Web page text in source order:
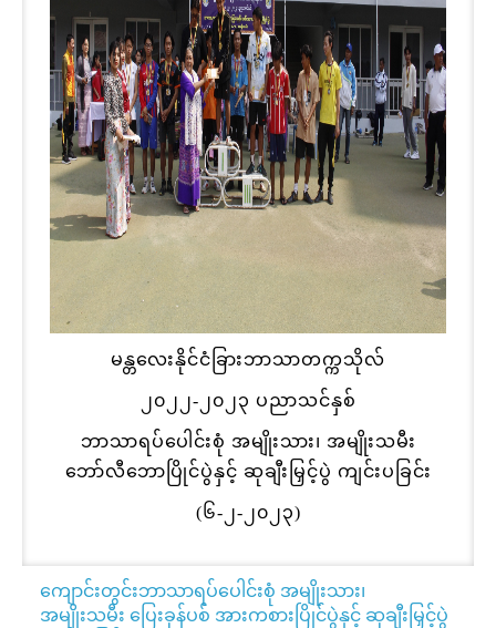
မန္တလေးနိုင်ငံခြားဘာသာတက္ကသိုလ်
၂၀၂၂-၂၀၂၃ ပညာသင်နှစ်
ဘာသာရပ်ပေါင်းစုံ အမျိုးသား၊ အမျိုးသမီး
ဘော်လီဘောပြိုင်ပွဲနှင့် ဆုချီးမြှင့်ပွဲ ကျင်းပခြင်း
(၆-၂-၂၀၂၃)
ကျောင်းတွင်းဘာသာရပ်ပေါင်းစုံ အမျိုးသား၊
အမျိုးသမီး ပြေးခုန်ပစ် အားကစားပြိုင်ပွဲနှင့် ဆုချီးမြှင့်ပွဲ